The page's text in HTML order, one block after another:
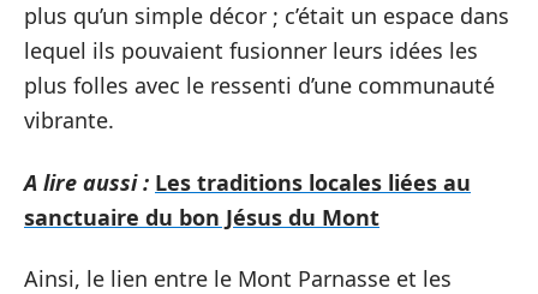
plus qu’un simple décor ; c’était un espace dans
lequel ils pouvaient fusionner leurs idées les
plus folles avec le ressenti d’une communauté
vibrante.
A lire aussi : Les traditions locales liées au
sanctuaire du bon Jésus du Mont
Ainsi, le lien entre le Mont Parnasse et les